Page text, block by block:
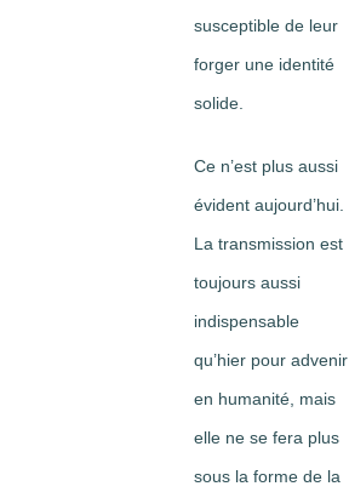
susceptible de leur
forger une identité
solide.
Ce n’est plus aussi
évident aujourd’hui.
La transmission est
toujours aussi
indispensable
qu’hier pour advenir
en humanité, mais
elle ne se fera plus
sous la forme de la